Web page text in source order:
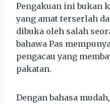
Pengakuan ini bukan
yang amat terserlah
dibuka oleh salah
bahawa Pas
pengacau yang
pakatan.
Dengan bahasa